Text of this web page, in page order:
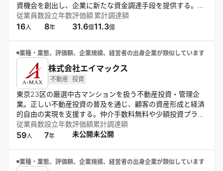
資機会を創出し、企業に新たな資金調達手段を提供する。少
人数私募社債を中心に、直接金融市場の活性化と国内信用市
場の発展を目指す。
従業員数
16人
設立年数
8年
評価額
31.6億
累計調達額
11.3億
業種・業態、評価額、企業規模、経営者の出身企業が類似しています
株式会社エイマックス
不動産 投資
東京23区の厳選中古マンションを扱う不動産投資・管理企
業。正しい不動産投資の普及を通じ、顧客の資産形成と経済
的自由の実現を支援する。仲介手数料無料や少額投資プラ
ン、空室保証などで初期費用を抑え、購入後のサポートも充
実。セミナーや個別相談会で顧客教育と信頼構築に注力して
従業員数
59人
設立年数
7年
評価額
未公開
累計調達額
未公開
業種・業態、評価額、企業規模、経営者の出身企業が類似しています